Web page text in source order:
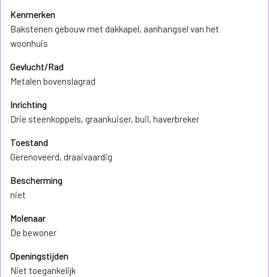
Kenmerken
Bakstenen gebouw met dakkapel, aanhangsel van het
woonhuis
Gevlucht/Rad
Metalen bovenslagrad
Inrichting
Drie steenkoppels, graankuiser, buil, haverbreker
Toestand
Gerenoveerd, draaivaardig
Bescherming
niet
Molenaar
De bewoner
Openingstijden
Niet toegankelijk